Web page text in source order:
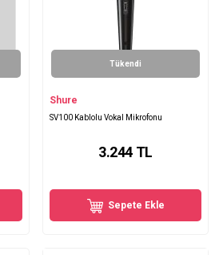
Tükendi
Shure
SV100 Kablolu Vokal Mikrofonu
3.244 TL
Sepete Ekle